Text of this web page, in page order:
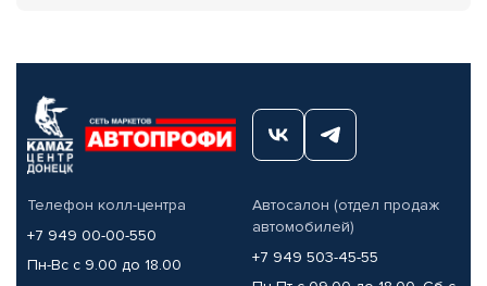
Телефон колл-центра
+7 949 00-00-550
Пн-Вс с 9.00 до 18.00
Автосалон (отдел продаж
автомобилей)
+7 949 503-45-55